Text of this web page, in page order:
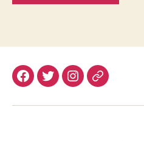
Facebook
TwitterInstagram
Email